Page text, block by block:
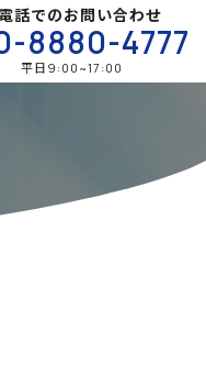
話でのお問い合わせ
8880-4777
平日9:00~17:00